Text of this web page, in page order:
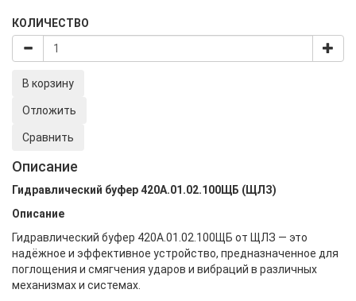
КОЛИЧЕСТВО
В корзину
Отложить
Сравнить
Описание
Гидравлический буфер 420А.01.02.100ЩБ (ЩЛЗ)
Описание
Гидравлический буфер 420А.01.02.100ЩБ от ЩЛЗ — это
надёжное и эффективное устройство, предназначенное для
поглощения и смягчения ударов и вибраций в различных
механизмах и системах.